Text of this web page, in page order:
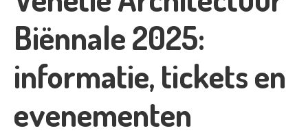
Biënnale 2025:
informatie, tickets en
evenementen